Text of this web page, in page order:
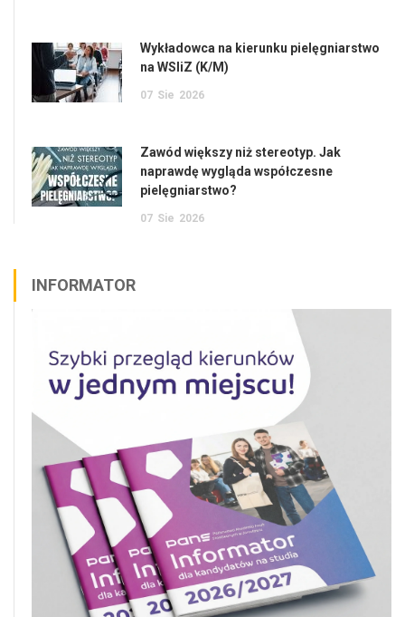
Wykładowca na kierunku pielęgniarstwo
na WSIiZ (K/M)
07 Sie 2026
Zawód większy niż stereotyp. Jak
naprawdę wygląda współczesne
pielęgniarstwo?
07 Sie 2026
INFORMATOR